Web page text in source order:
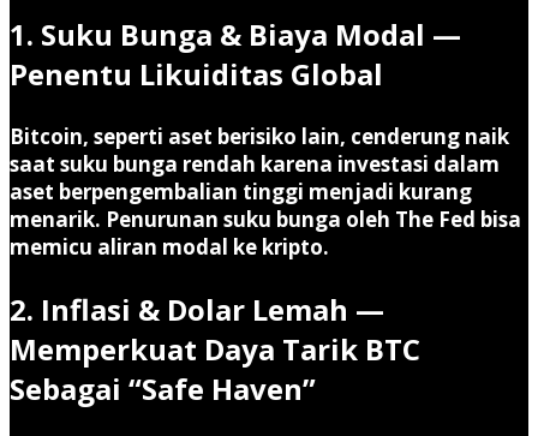
1. Suku Bunga & Biaya Modal —
Penentu Likuiditas Global
Bitcoin, seperti aset berisiko lain, cenderung naik
saat suku bunga rendah karena investasi dalam
aset berpengembalian tinggi menjadi kurang
menarik. Penurunan suku bunga oleh The Fed bisa
memicu aliran modal ke kripto.
2. Inflasi & Dolar Lemah —
Memperkuat Daya Tarik BTC
Sebagai “Safe Haven”